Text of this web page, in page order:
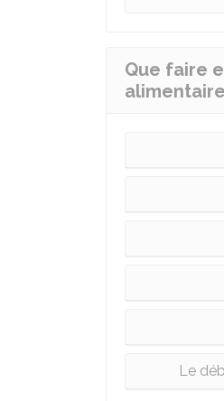
Que faire
Le